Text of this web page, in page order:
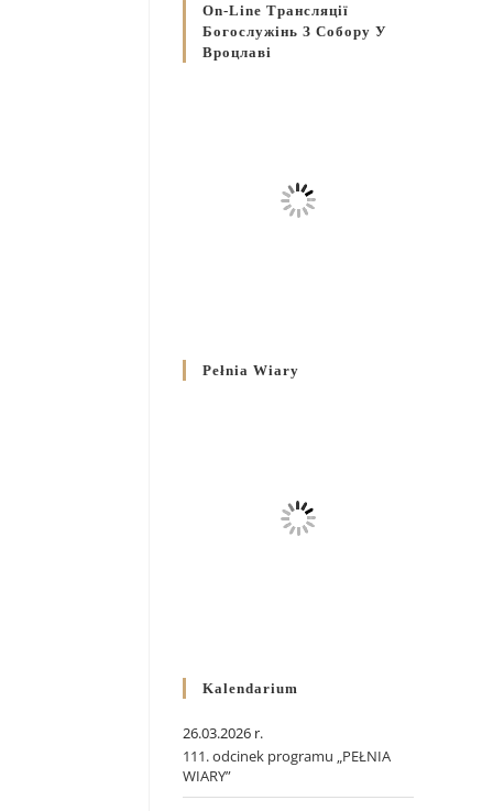
On-Line Трансляції
Богослужінь З Собору У
Вроцлаві
Pełnia Wiary
Kalendarium
26.03.2026 r.
111. odcinek programu „PEŁNIA
WIARY”